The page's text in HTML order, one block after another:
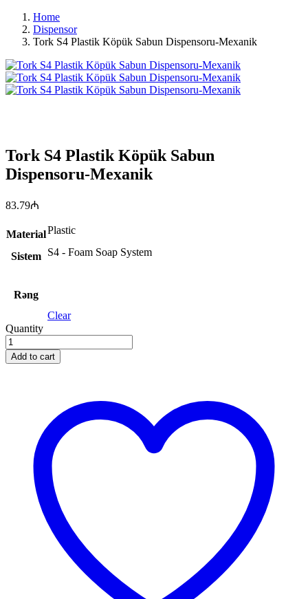
Home
Dispensor
Tork S4 Plastik Köpük Sabun Dispensoru-Mexanik
Tork S4 Plastik Köpük Sabun
Dispensoru-Mexanik
83.79₼
MaterialPlastic
Sistem S4 - Foam Soap System
Rəng
Clear
Quantity
Add to cart